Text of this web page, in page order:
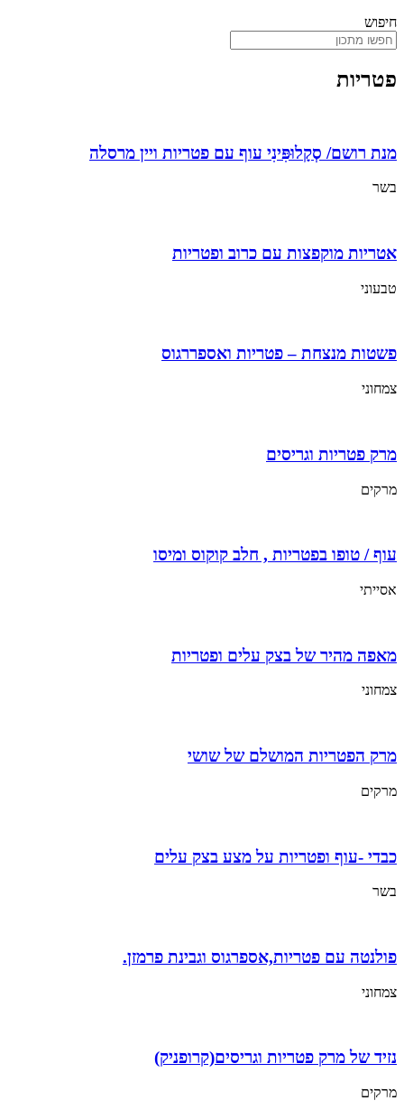
חיפוש
פטריות
מנת רושם/ סְקָלוּפִּינִי עוף עם פטריות ויין מרסלה
בשר
אטריות מוקפצות עם כרוב ופטריות
טבעוני
פשטות מנצחת – פטריות ואספררגוס
צמחוני
מרק פטריות וגריסים
מרקים
עוף / טופו בפטריות , חלב קוקוס ומיסו
אסייתי
מאפה מהיר של בצק עלים ופטריות
צמחוני
מרק הפטריות המושלם של שושי
מרקים
כבדי -עוף ופטריות על מצע בצק עלים
בשר
פולנטה עם פטריות,אספרגוס וגבינת פרמזן.
צמחוני
נזיד של מרק פטריות וגריסים(קרופניק)
מרקים